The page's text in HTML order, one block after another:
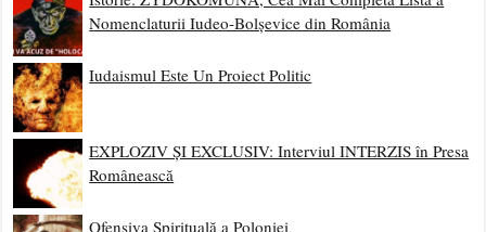
Nomenclaturii Iudeo-Bolșevice din România
Iudaismul Este Un Proiect Politic
EXPLOZIV ȘI EXCLUSIV: Interviul INTERZIS în Presa
Românească
Ofensiva Spirituală a Poloniei